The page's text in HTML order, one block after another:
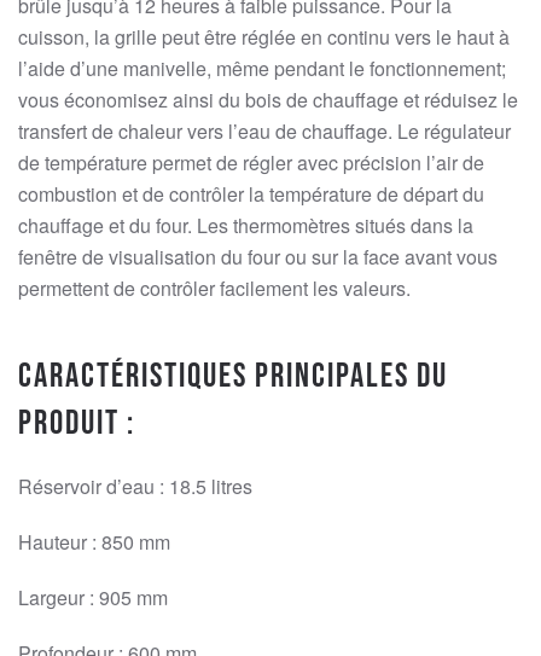
cuisson, la grille peut être réglée en continu vers le haut à
l’aide d’une manivelle, même pendant le fonctionnement;
vous économisez ainsi du bois de chauffage et réduisez le
transfert de chaleur vers l’eau de chauffage. Le régulateur
de température permet de régler avec précision l’air de
combustion et de contrôler la température de départ du
chauffage et du four. Les thermomètres situés dans la
fenêtre de visualisation du four ou sur la face avant vous
permettent de contrôler facilement les valeurs.
Caractéristiques principales du
produit :
Réservoir d’eau : 18.5 litres
Hauteur : 850 mm
Largeur : 905 mm